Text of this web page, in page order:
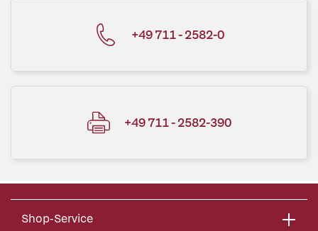
+49 711 - 2582-0
+49 711 - 2582-390
Shop-Service